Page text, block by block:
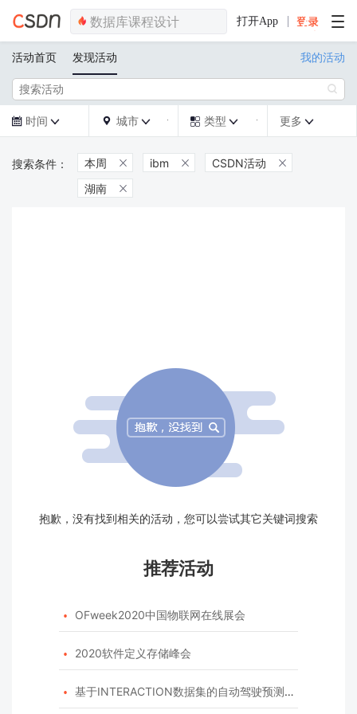
打开App
活动首页 发现活动 我的活动

 时间   城市   类型  更多 
本周  ibm  CSDN活动 
湖南 
抱歉，没有找到相关的活动，您可以尝试其它关键词搜索
推荐活动
 OFweek2020中国物联网在线展会
 2020软件定义存储峰会
 基于INTERACTION数据集的自动驾驶预测模型挑战赛